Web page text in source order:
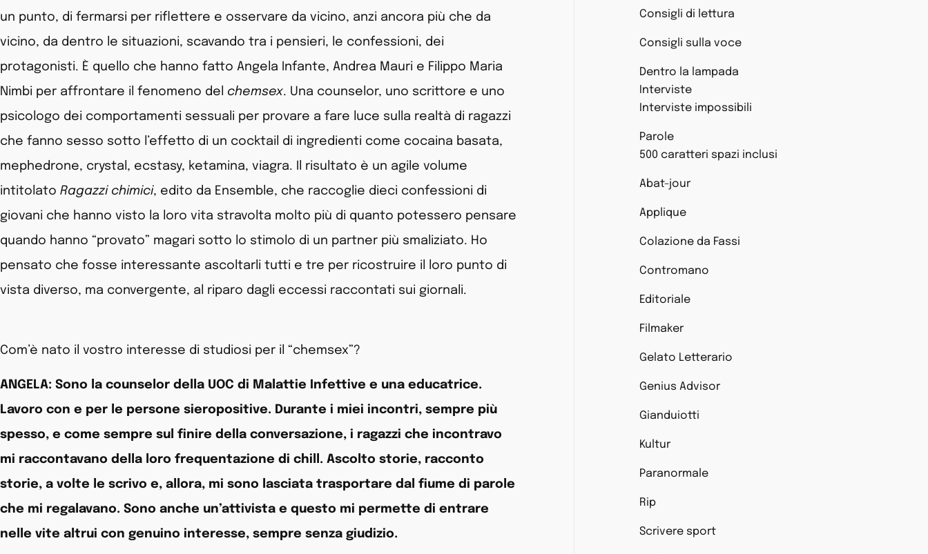
un punto, di fermarsi per riflettere e osservare da vicino, anzi ancora più che da
vicino, da dentro le situazioni, scavando tra i pensieri, le confessioni, dei
protagonisti. È quello che hanno fatto Angela Infante, Andrea Mauri e Filippo Maria
Nimbi per affrontare il fenomeno del chemsex. Una counselor, uno scrittore e uno
psicologo dei comportamenti sessuali per provare a fare luce sulla realtà di ragazzi
che fanno sesso sotto l’effetto di un cocktail di ingredienti come cocaina basata,
mephedrone, crystal, ecstasy, ketamina, viagra. Il risultato è un agile volume
intitolato Ragazzi chimici, edito da Ensemble, che raccoglie dieci confessioni di
giovani che hanno visto la loro vita stravolta molto più di quanto potessero pensare
quando hanno “provato” magari sotto lo stimolo di un partner più smaliziato. Ho
pensato che fosse interessante ascoltarli tutti e tre per ricostruire il loro punto di
vista diverso, ma convergente, al riparo dagli eccessi raccontati sui giornali.
Com’è nato il vostro interesse di studiosi per il “chemsex”?
ANGELA: Sono la counselor della UOC di Malattie Infettive e una educatrice.
Lavoro con e per le persone sieropositive. Durante i miei incontri, sempre più
spesso, e come sempre sul finire della conversazione, i ragazzi che incontravo
mi raccontavano della loro frequentazione di chill. Ascolto storie, racconto
storie, a volte le scrivo e, allora, mi sono lasciata trasportare dal fiume di parole
che mi regalavano. Sono anche un’attivista e questo mi permette di entrare
nelle vite altrui con genuino interesse, sempre senza giudizio.
Consigli di lettura
Consigli sulla voce
Dentro la lampada
Interviste
Interviste impossibili
Parole
500 caratteri spazi inclusi
Abat-jour
Applique
Colazione da Fassi
Contromano
Editoriale
Filmaker
Gelato Letterario
Genius Advisor
Gianduiotti
Kultur
Paranormale
Rip
Scrivere sport